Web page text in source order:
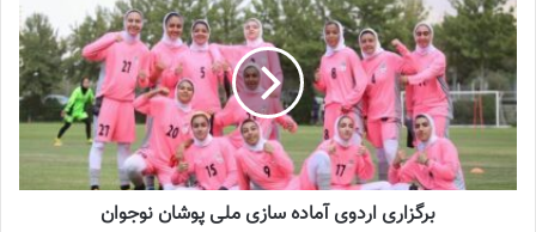
برگزاری اردوی آماده سازی ملی پوشان نوجوان